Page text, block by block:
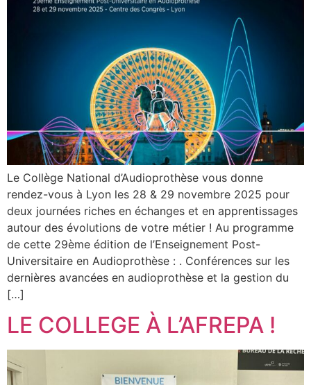
Le Collège National d’Audioprothèse vous donne
rendez-vous à Lyon les 28 & 29 novembre 2025 pour
deux journées riches en échanges et en apprentissages
autour des évolutions de votre métier ! Au programme
de cette 29ème édition de l’Enseignement Post-
Universitaire en Audioprothèse : . Conférences sur les
dernières avancées en audioprothèse et la gestion du
[…]
LE COLLEGE À L’AFREPA !